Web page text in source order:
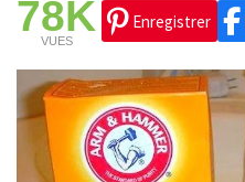
78K
VUES
Enregistrer